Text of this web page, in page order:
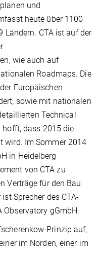
und
heute über 1100
CTA ist auf der
wie auch auf
Roadmaps. Die
Europäischen
sowie mit nationalen
Technical
hofft, dass 2015 die
wird. Im Sommer 2014
in Heidelberg
von CTA zu
Verträge für den Bau
Sprecher des CTA-
Observatory gGmbH.
Prinzip auf,
im Norden, einer im